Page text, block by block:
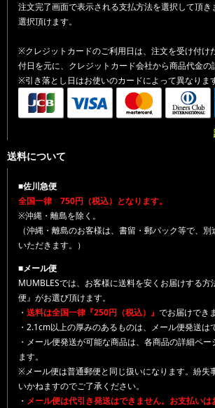
注文完了画面で表示される支払方法を選択して頂
選択頂けます。
※クレジットカードのご利用日は、注文を受け付け
付日を元に、クレジットカード会社から商品代金の
※引き落とし日はお使いのカードによって異なります
送料について
■佐川急便
全国一律 750円（税込）となります。
※沖縄・離島を除く。
（沖縄・離島のお客様は、書留・郵パック等で、
いただきます。）
■メール便
MUMBLESでは、お客様に送料を安くお届けする方
便』がお選び頂けます。
・ 送料は全国一律『250円（税込）』 でお届けでき
・2.1cm以上の厚みのあるものは、メール便発送は
・メール便発送が可能な商品は、各商品の詳細ペー
ます。
※メール便は普通郵便と同じ扱いになります。紛失
いかねますのでご了承ください。
・ メール便は代引き発送はできません。お支払いは